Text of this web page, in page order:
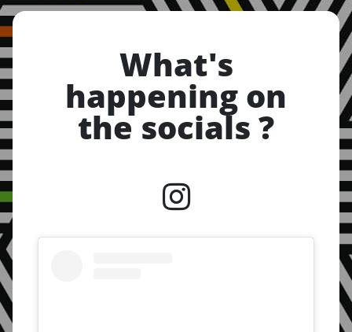
What's
happening on
the socials ?